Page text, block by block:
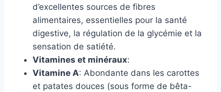
d’excellentes sources de fibres
alimentaires, essentielles pour la santé
digestive, la régulation de la glycémie et la
sensation de satiété.
Vitamines et minéraux:
Vitamine A: Abondante dans les carottes
et patates douces (sous forme de bêta-